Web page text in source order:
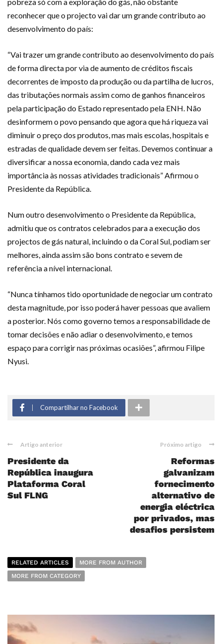
reconhecer que o projecto vai dar um grande contributo ao
desenvolvimento do país:
“Vai trazer um grande contributo ao desenvolvimento do país
de forma directa por via de aumento de créditos fiscais
decorrentes de imposto da produção ou da partilha de lucros,
das tributações normais assim como de ganhos financeiros
pela participação do Estado representado pela ENH. Não
desinformem o povo pensando que agora que há riqueza vai
diminuir o preço dos produtos, mas mais escolas, hospitais e
estradas de qualidade devem ser feitas. Devemos continuar a
diversificar a nossa economia, dando cada vez mais
importância às nossas atividades tradicionais” Afirmou o
Presidente da República.
Num outro desenvolvimento o Presidente da República,
admitiu que os contratos celebrados para a execução dos
projectos de gás natural, incluindo o da Coral Sul, podiam ser
melhores, ainda assim são bons contrato e sevem de
referência a nível internacional.
“Nunca tínhamos tido oportunidade de negociar um contrato
desta magnitude, por isso poderá haver pessoas que avaliem
a posterior. Nós como governo temos a responsabilidade de
tomar decisões e não adiar o desenvolvimento, e temos
espaço para corrigir nas próximas ocasiões”, afirmou Filipe
Nyusi.
Compartilhar no Facebook
Artigo anterior
Presidente da
República inaugura
Plataforma Coral
Sul FLNG
Próximo artigo
Reformas
galvanizam
fornecimento
alternativo de
energia eléctrica
por privados, mas
desafios persistem
RELATED ARTICLES
MORE FROM AUTHOR
MORE FROM CATEGORY